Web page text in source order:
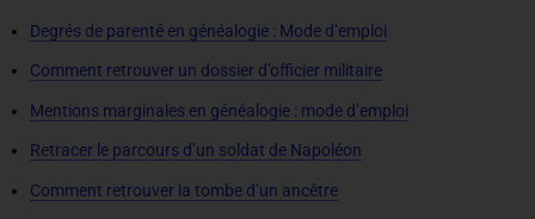
Degrés de parenté en généalogie : Mode d’emploi
Comment retrouver un dossier d’officier militaire
Mentions marginales en généalogie : mode d’emploi
Retracer le parcours d’un soldat de Napoléon
Comment retrouver la tombe d’un ancêtre